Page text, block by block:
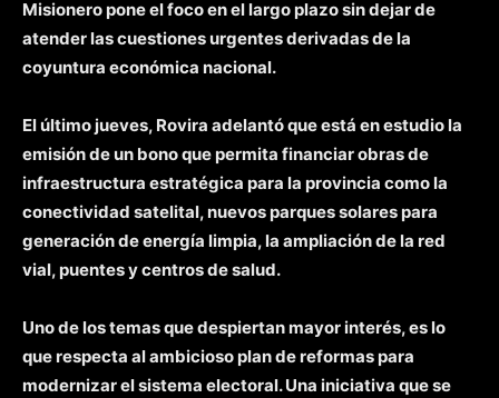
Misionero pone el foco en el largo plazo sin dejar de
atender las cuestiones urgentes derivadas de la
coyuntura económica nacional.
El último jueves, Rovira adelantó que está en estudio la
emisión de un bono que permita financiar obras de
infraestructura estratégica para la provincia como la
conectividad satelital, nuevos parques solares para
generación de energía limpia, la ampliación de la red
vial, puentes y centros de salud.
Uno de los temas que despiertan mayor interés, es lo
que respecta al ambicioso plan de reformas para
modernizar el sistema electoral. Una iniciativa que se